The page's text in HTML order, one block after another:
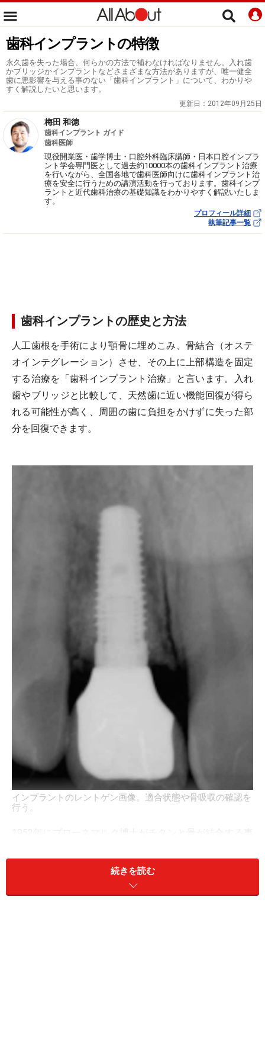
歯科インプラントの特徴
永久歯を失った場合、何らかの方法で補わなければなりません。入れ歯
かブリッジかインプラントなどさまざまな方法がありますが、唯一健全
歯に悪影響を与える事のない「歯科インプラント」について、わかりや
すく解説したいと思います。
更新日： 2012年09月25日
梅田 和徳
歯科インプラント ガイド
歯科医師
現役開業医・歯学博士・口腔外科臨床講師・日本口腔インプラ
ント学会専門医として過去約10000本の歯科インプラント治療
を行いながら、全国各地で歯科医師向けに歯科インプラント治
療を安全に行うための講演活動を行っております。歯科インプ
ラントと近代歯科治療の基礎知識をわかりやすく解説いたしま
す。
プロフィール詳細
執筆記事一覧
歯科インプラントの歴史と方法
人工歯根を手術により顎骨に埋めこみ、骨結合（オステ
オインテグレーション）させ、その上に上部構造を固定
する治療を「歯科インプラント治療」と言います。入れ
歯やブリッジと比較して、天然歯に近い機能回復が得ら
れる可能性が高く、周囲の歯に負担をかけずに失った部
分を回復できます。
インプラントのレントゲン画像。適合状態や骨吸収の確認を
行う。
1952年にブローネマルク博士がチタンと骨が結合する事
り、1980年前後から歯科インプラントが積極的に行われ
るようになりました。近年、日本でもようやく欠損補綴
のオプションの１つとして認知されてきています。歯科
続きを読む